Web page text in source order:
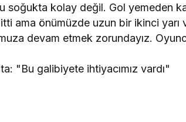
soğukta kolay değil. Gol yemeden
ama önümüzde uzun bir ikinci yarı
devam etmek zorundayız.